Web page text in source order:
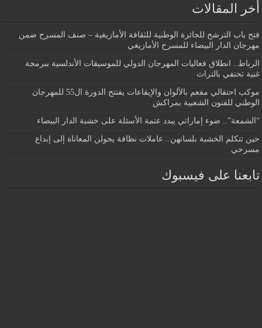
أخر المقالات
فتح باب الترشح للجائزة الوطنية للثقافة الأمازيغية – صنف المسرح ضمن
مهرجان الدار البيضاء للمسرح الأمازيغي
الرباط.. انطلاق فعاليات المهرجان الدولي للموسيقات الأندلسية ببرمجة
غنية تحتفي بالتراث
موكب احتفالي مفعم بالألوان والإيقاعات يفتتح الدورة ال55 للمهرجان
الوطني للفنون الشعبية بمراكش
“الشمعة”.. ضوء إماراتي يبدد عتمة الأسئلة على خشبة الدار البيضاء
حين تتكلم الخشبة بلسانهن.. عاملات نظافة يحولن المعاناة إلى إبداع
مسرحي
تابعنا على فيسبوك